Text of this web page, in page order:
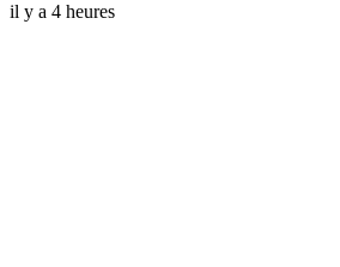
il y a 4 heures